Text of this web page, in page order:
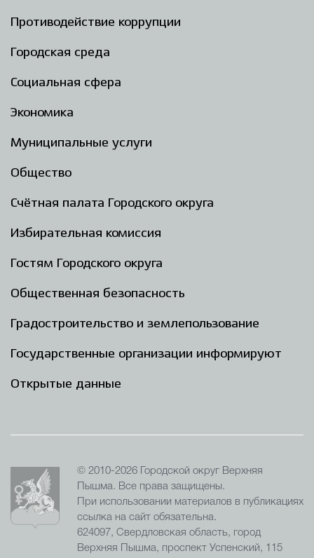
Противодействие коррупции
Городская среда
Социальная сфера
Экономика
Муниципальные услуги
Общество
Счётная палата Городского округа
Избирательная комиссия
Гостям Городского округа
Общественная безопасность
Градостроительство и землепользование
Государственные организации информируют
Открытые данные
© 2010-2026 Городской округ Верхняя
Пышма. Все права защищены.
При использовании материалов в публикациях
ссылка на сайт обязательна.
624097, Свердловская область, город
Верхняя Пышма, проспект Успенский, 115